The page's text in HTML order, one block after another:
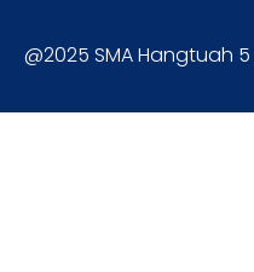
@2025 SMA Hangtuah